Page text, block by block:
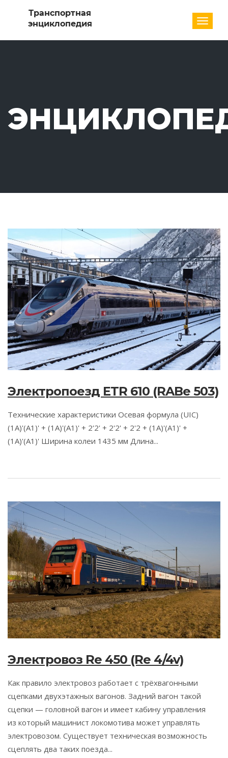
Электропоезд ETR 610 (RABe 503)
Технические характеристики Осевая формула (UIC)
(1A)'(A1)' + (1A)'(A1)' + 2'2' + 2'2' + 2'2 + (1A)'(A1)' +
(1A)'(A1)' Ширина колеи 1435 мм Длина...
Электровоз Re 450 (Re 4/4v)
Как правило электровоз работает с трёхвагонными
сцепками двухэтажных вагонов. Задний вагон такой
сцепки — головной вагон и имеет кабину управления
из который машинист локомотива может управлять
электровозом. Существует техническая возможность
сцеплять два таких поезда...